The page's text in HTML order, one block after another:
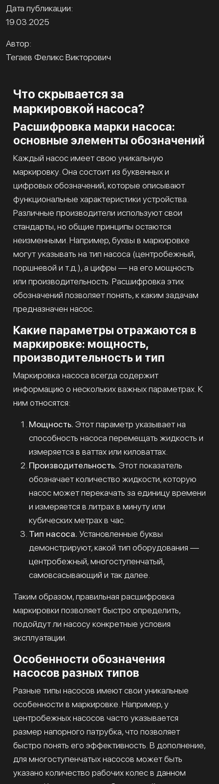
Дата публикации:
19.03.2025
Автор:
Тегаев Феликс Викторович
Что скрывается за
маркировкой насоса?
Расшифровка марки насоса:
основные элементы обозначений
Каждый насос имеет свою уникальную
маркировку. Она состоит из буквенных и
цифровых обозначений, которые описывают
функциональные характеристики устройства.
Различные производители используют свои
стандарты, но общие принципы остаются
неизменными. Например, буквы в маркировке
могут указывать на тип насоса (центробежный,
поршневой и т.д.), а цифры — на его мощность
или производительность. Расшифровка этих
обозначений позволяет понять, к каким задачам
предназначен насос.
Какие параметры отражаются в
маркировке: мощность,
производительность и тип
Маркировка насоса всегда содержит
информацию о нескольких важных параметрах. К
ним относятся:
Мощность. Этот параметр указывает на
способность насоса перемещать жидкость и
измеряется в ваттах или киловаттах.
Производительность. Этот показатель
обозначает количество жидкости, которую
насос может перекачать за единицу времени
и измеряется в литрах в минуту или
кубических метрах в час.
Тип насоса. Установленные буквы
демонстрируют, какой тип оборудования —
центробежный, многоступенчатый,
самовсасывающий и так далее.
Таким образом, правильная расшифровка
маркировки позволяет быстро определить,
подойдут ли насосу конкретные условия
эксплуатации.
Особенности обозначения
насосов разных типов
Разные типы насосов имеют свои уникальные
особенности в маркировке. Например, у
центробежных насосов часто указывается
размер напорного патрубка, что позволяет
быстро понять его эффективность. В дополнение,
для многоступенчатых насосов может быть
указано количество рабочих колес в данном